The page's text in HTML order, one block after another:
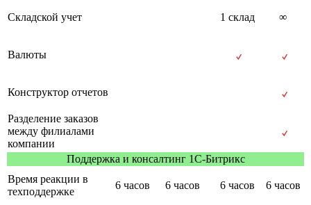
Складской учет 1 склад ∞
Валюты
Конструктор отчетов
Разделение заказов
между филиалами
компании
Поддержка и консалтинг 1С-Битрикс
Время реакции в
техподдержке
6 часов 6 часов 6 часов 6 часов